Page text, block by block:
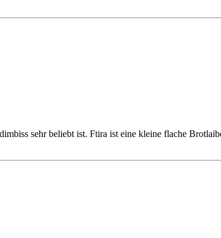
sehr beliebt ist. Ftira ist eine kleine flache